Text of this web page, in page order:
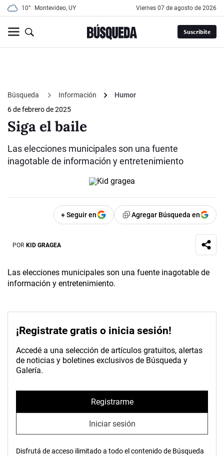
10° Montevideo, UY viernes 07 de agosto de 2026
Suscribite
Búsqueda Información
Humor
6 de febrero de 2025
Siga el baile
Las elecciones municipales son una fuente
inagotable de información y entretenimiento
+ Seguir en Agregar Búsqueda en
POR KID GRAGEA
Las elecciones municipales son una fuente inagotable de
información y entretenimiento.
¡Registrate gratis o inicia sesión!
Accedé a una selección de artículos gratuitos, alertas
de noticias y boletines exclusivos de Búsqueda y
Galería.
Registrarme
Iniciar sesión
Disfrutá de acceso ilimitado a todo el contenido de Búsqueda